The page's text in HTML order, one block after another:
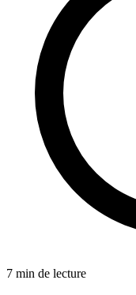
7 min de lecture